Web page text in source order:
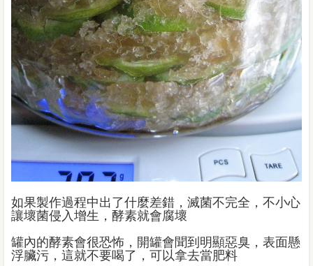
如果製作過程中出了什麼差錯，滅菌不完全，不小心
讓壞菌侵入增生，酵素就會腐壞
罐內的酵素會很恐怖，開罐會聞到明顯惡臭，表面懸
浮臟污，這就不要喝了，可以拿去當肥料